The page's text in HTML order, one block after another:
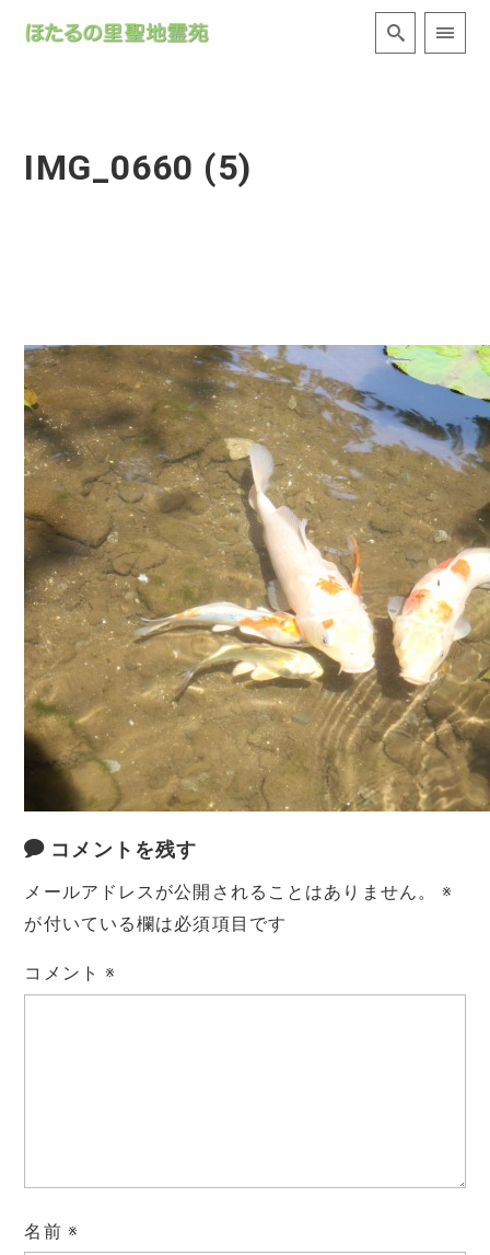
IMG_0660 (5)
コメントを残す
メールアドレスが公開されることはありません。
※
が付いている欄は必須項目です
コメント※
名前 ※